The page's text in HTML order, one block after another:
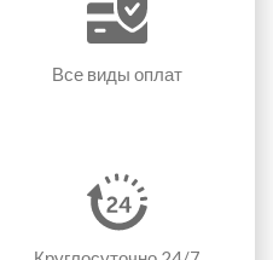
Все виды оплат